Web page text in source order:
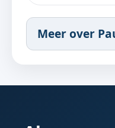
Meer over